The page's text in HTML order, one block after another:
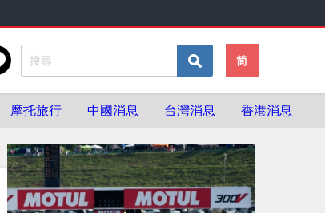
简
摩托旅行 中國消息 台灣消息 香港消息